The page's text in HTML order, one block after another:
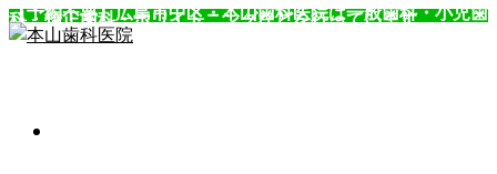
コ
ン
【予約不要】広島市中区・本山歯科医院は一般歯科・小児歯
科・矯正歯科・ホワイトニングなどを行っています。